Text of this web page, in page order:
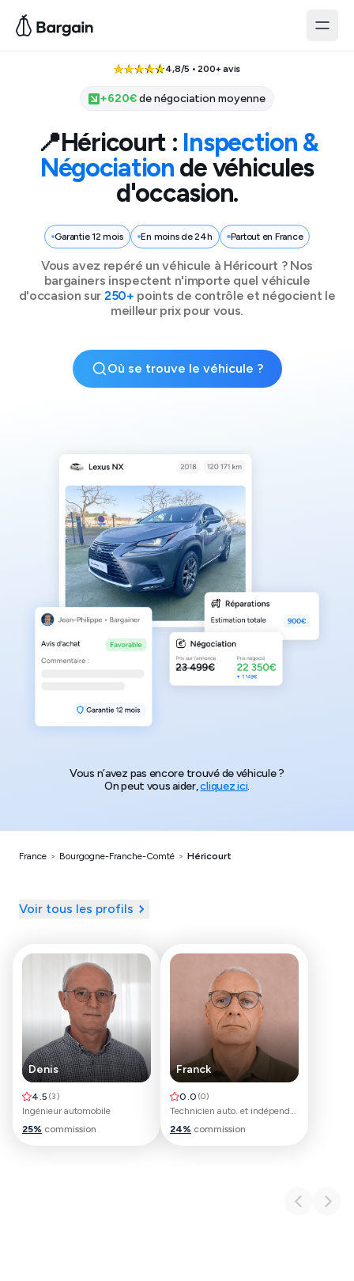
4,8/5 • 200+ avis
+620€de négociation moyenne
📍Héricourt : Inspection &
Négociation de véhicules
d'occasion.
Garantie 12 mois En moins de 24h Partout en France
Vous avez repéré un véhicule à Héricourt ? Nos
bargainers inspectent n'importe quel véhicule
d'occasion sur 250+ points de contrôle et négocient le
meilleur prix pour vous.
Où se trouve le véhicule ?
Vous n’avez pas encore trouvé de véhicule ?
On peut vous aider,cliquez ici.
France > Bourgogne-Franche-Comté > Héricourt
Voir tous les profils
Denis
4.5 (3)
Ingénieur automobile
25% commission
Franck
0.0 (0)
Technicien auto. et indépendant debosselage sans peinture
24% commission